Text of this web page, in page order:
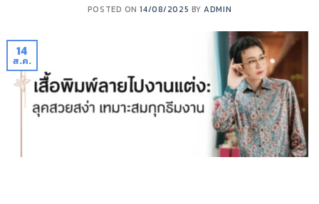
POSTED ON14/08/2025 BYADMIN
14
ส.ค.